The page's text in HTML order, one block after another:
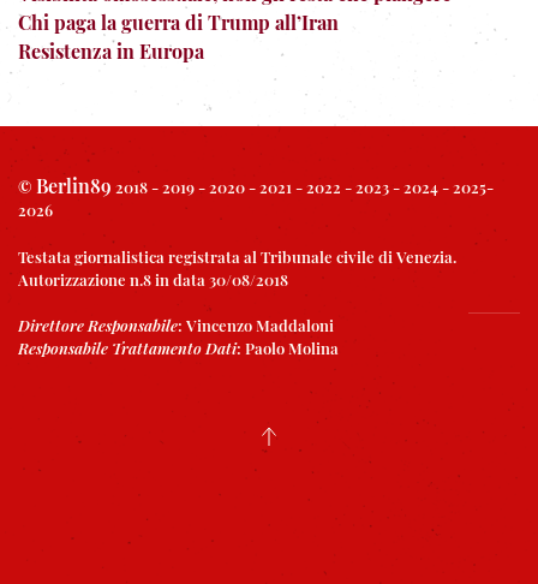
Chi paga la guerra di Trump all’Iran
Resistenza in Europa
© Berlin89 2018 - 2019 - 2020 - 2021 - 2022 - 2023 - 2024 - 2025-
2026
Testata giornalistica registrata al Tribunale civile di Venezia.
Autorizzazione n.8 in data 30/08/2018
Direttore Responsabile: Vincenzo Maddaloni
Responsabile Trattamento Dati: Paolo Molina